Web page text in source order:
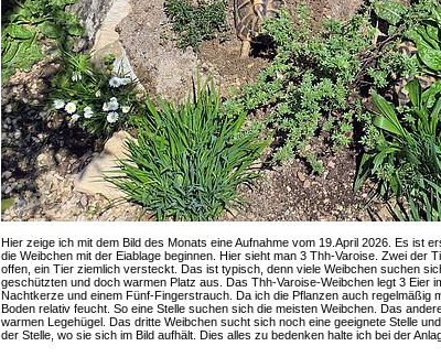
Hier zeige ich mit dem Bild des Monats eine Aufnahme vom 19.April 2026. Es ist
die Weibchen mit der Eiablage beginnen. Hier sieht man 3 Thh-Varoise. Zwei der
offen, ein Tier ziemlich versteckt. Das ist typisch, denn viele Weibchen suchen
geschützten und doch warmen Platz aus. Das Thh-Varoise-Weibchen legt 3 Eier
Nachtkerze und einem Fünf-Fingerstrauch. Da ich die Pflanzen auch regelmäßig
Boden relativ feucht. So eine Stelle suchen sich die meisten Weibchen. Das
warmen Legehügel. Das dritte Weibchen sucht sich noch eine geeignete Stelle
der Stelle, wo sie sich im Bild aufhält. Dies alles zu bedenken halte ich bei der